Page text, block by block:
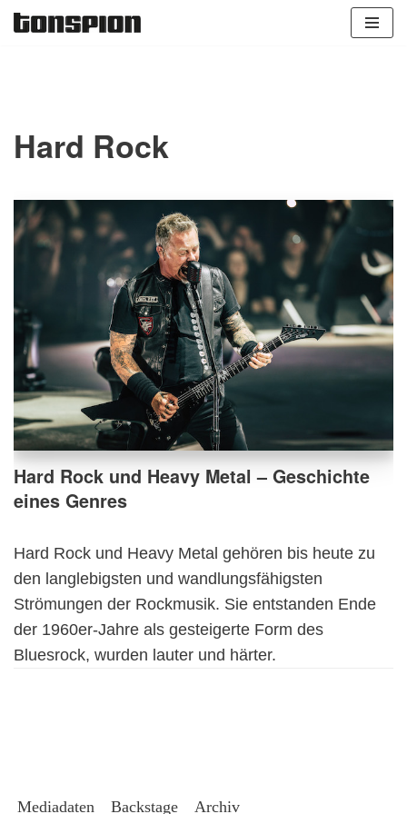
Hard Rock
Hard Rock und Heavy Metal – Geschichte
eines Genres
Hard Rock und Heavy Metal gehören bis heute zu
den langlebigsten und wandlungsfähigsten
Strömungen der Rockmusik. Sie entstanden Ende
der 1960er-Jahre als gesteigerte Form des
Bluesrock, wurden lauter und härter.
Mediadaten Backstage Archiv